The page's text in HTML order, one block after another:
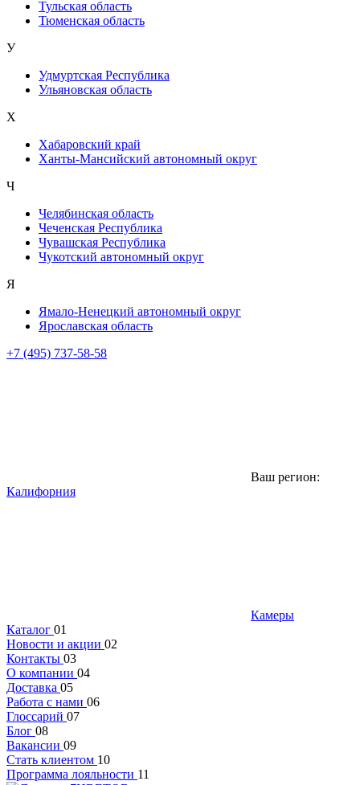
Тульская область
Тюменская область
У
Удмуртская Республика
Ульяновская область
Х
Хабаровский край
Ханты-Мансийский автономный округ
Ч
Челябинская область
Чеченская Республика
Чувашская Республика
Чукотский автономный округ
Я
Ямало-Ненецкий автономный округ
Ярославская область
+7 (495) 737-58-58
Ваш регион:
Калифорния
Камеры
Каталог 01
Новости и акции 02
Контакты 03
О компании 04
Доставка 05
Работа с нами 06
Глоссарий 07
Блог 08
Вакансии 09
Стать клиентом 10
Программа лояльности 11